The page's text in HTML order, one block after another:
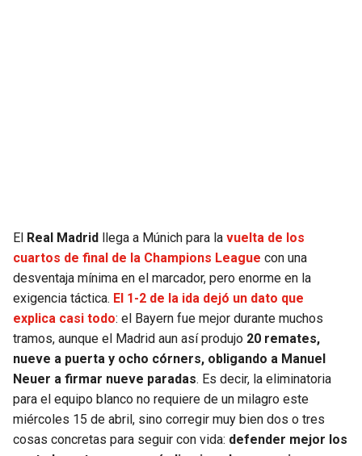
PACKERS
VIKINGS
FALCONS
PANTHERS
SAINTS
TIMBERWOLVES
THUNDER
TRAIL BLAZERS
JAZZ
El Real Madrid llega a Múnich para la vuelta de los
cuartos de final de la Champions League con una
desventaja mínima en el marcador, pero enorme en la
exigencia táctica. El 1-2 de la ida dejó un dato que
explica casi todo: el Bayern fue mejor durante muchos
tramos, aunque el Madrid aun así produjo 20 remates,
nueve a puerta y ocho córners, obligando a Manuel
Neuer a firmar nueve paradas. Es decir, la eliminatoria
para el equipo blanco no requiere de un milagro este
miércoles 15 de abril, sino corregir muy bien dos o tres
cosas concretas para seguir con vida: defender mejor los